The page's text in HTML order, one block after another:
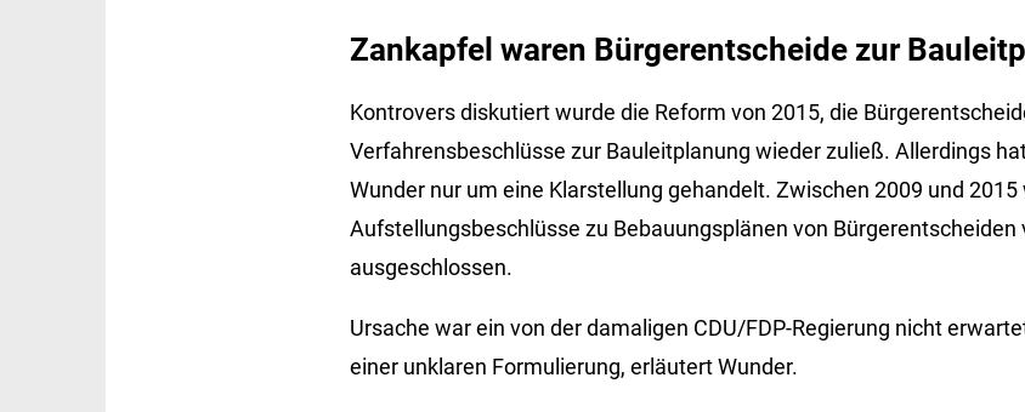
Zankapfel waren Bürgerentscheide zur
Kontrovers diskutiert wurde die Reform von 2015, die
Verfahrensbeschlüsse zur Bauleitplanung wieder zuließ. Allerdings
Wunder nur um eine Klarstellung gehandelt. Zwischen 2009 und 2015
Aufstellungsbeschlüsse zu Bebauungsplänen von Bürgerentscheiden
ausgeschlossen.
Ursache war ein von der damaligen CDU/FDP-Regierung nicht
einer unklaren Formulierung, erläutert Wunder.